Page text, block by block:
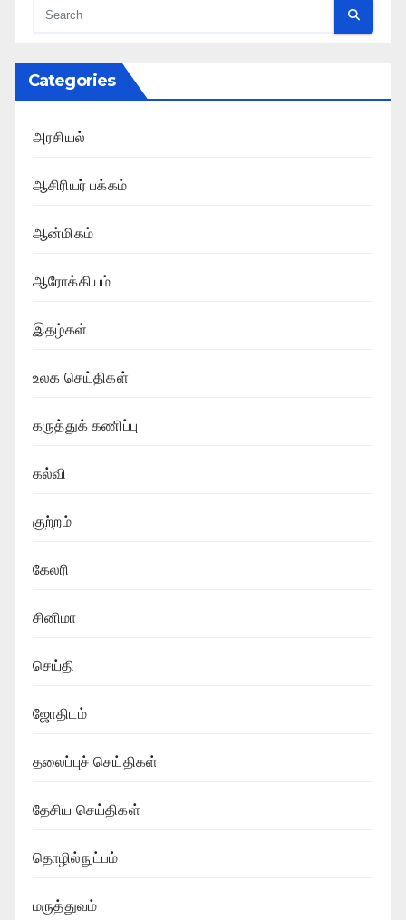
Categories
அரசியல்
ஆசிரியர் பக்கம்
ஆன்மிகம்
ஆரோக்கியம்
இதழ்கள்
உலக செய்திகள்
கருத்துக் கணிப்பு
கல்வி
குற்றம்
கேலரி
சினிமா
செய்தி
ஜோதிடம்
தலைப்புச் செய்திகள்
தேசிய செய்திகள்
தொழில்நுட்பம்
மருத்துவம்